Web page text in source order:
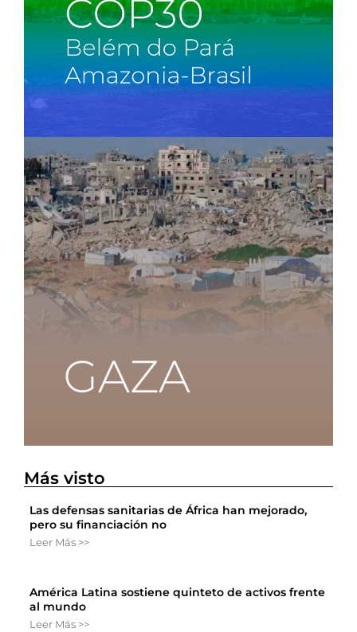
Más visto
Las defensas sanitarias de África han mejorado,
pero su financiación no
Leer Más >>
América Latina sostiene quinteto de activos frente
al mundo
Leer Más >>